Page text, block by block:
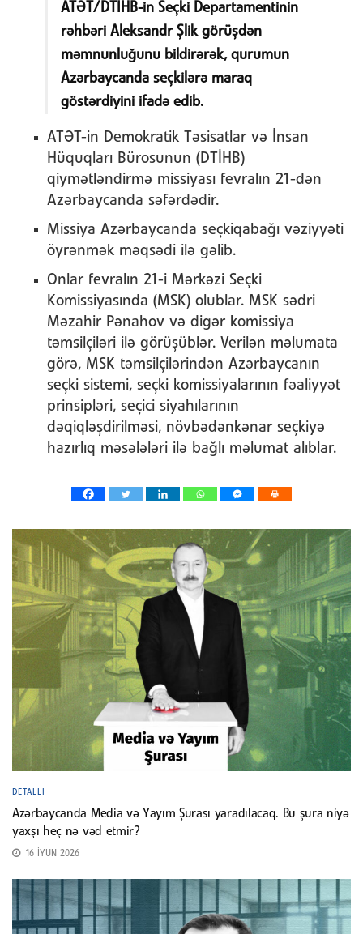
ATƏT/DTİHB-in Seçki Departamentinin
rəhbəri Aleksandr Şlik görüşdən
məmnunluğunu bildirərək, qurumun
Azərbaycanda seçkilərə maraq
göstərdiyini ifadə edib.
ATƏT-in Demokratik Təsisatlar və İnsan
Hüquqları Bürosunun (DTİHB)
qiymətləndirmə missiyası fevralın 21-dən
Azərbaycanda səfərdədir.
Missiya Azərbaycanda seçkiqabağı vəziyyəti
öyrənmək məqsədi ilə gəlib.
Onlar fevralın 21-i Mərkəzi Seçki
Komissiyasında (MSK) olublar. MSK sədri
Məzahir Pənahov və digər komissiya
təmsilçiləri ilə görüşüblər. Verilən məlumata
görə, MSK təmsilçilərindən Azərbaycanın
seçki sistemi, seçki komissiyalarının fəaliyyət
prinsipləri, seçici siyahılarının
dəqiqləşdirilməsi, növbədənkənar seçkiyə
hazırlıq məsələləri ilə bağlı məlumat alıblar.
DETALLI
Azərbaycanda Media və Yayım Şurası yaradılacaq. Bu şura niyə
yaxşı heç nə vəd etmir?
16 İYUN 2026